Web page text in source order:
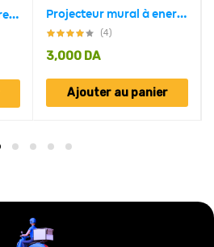
Répulsif antiparasitaire ultrasonique 2en1 et zapper d’insectes Projecteur mural à energie solaire en forme de camera Avec Détecteur De Mouvement et détecteur jour/nuit
(4)
3,000 DA
Ajouter au panier